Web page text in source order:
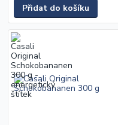
Přidat do košíku